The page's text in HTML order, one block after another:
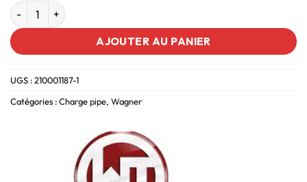
AJOUTER AU PANIER
UGS :210001187-1
Catégories :Charge pipe, Wagner